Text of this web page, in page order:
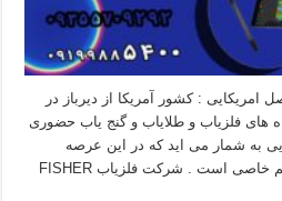
امریکایی : کشور آمریکا از دیرباز در
فلزیاب و طلایاب و گنج یاب حضوری
به شمار می اید که در این عرصه
صاحب سبک و دارای اسم و رسم خاصی است . شرکت فلزیاب FISHER